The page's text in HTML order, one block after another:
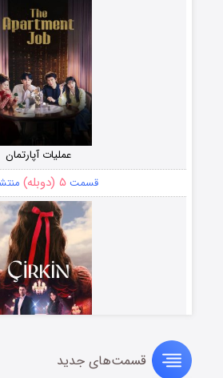
عملیات آپارتمان
قسمت ۵ (دوبله)
سریال زشتقسمت‌های جدید